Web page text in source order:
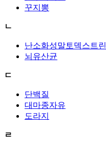
꾸지뽕
ㄴ
난소화성말토덱스트린
뇌유산균
ㄷ
단백질
대마종자유
도라지
ㄹ